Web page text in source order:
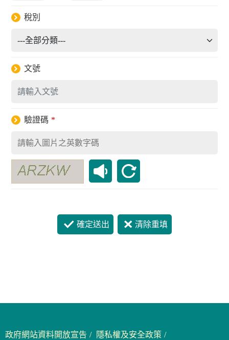
稅別
文號
驗證碼 *
確定送出 清除重填
政府網站資料開放宣告
隱私權及安全政策